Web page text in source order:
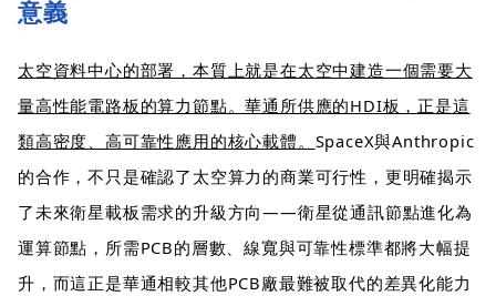
意義
太空資料中心的部署，本質上就是在太空中建造一個需要大
量高性能電路板的算力節點。華通所供應的HDI板，正是這
類高密度、高可靠性應用的核心載體。 SpaceX與Anthropic
的合作，不只是確認了太空算力的商業可行性，更明確揭示
了未來衛星載板需求的升級方向——衛星從通訊節點進化為
運算節點，所需PCB的層數、線寬與可靠性標準都將大幅提
升，而這正是華通相較其他PCB廠最難被取代的差異化能力